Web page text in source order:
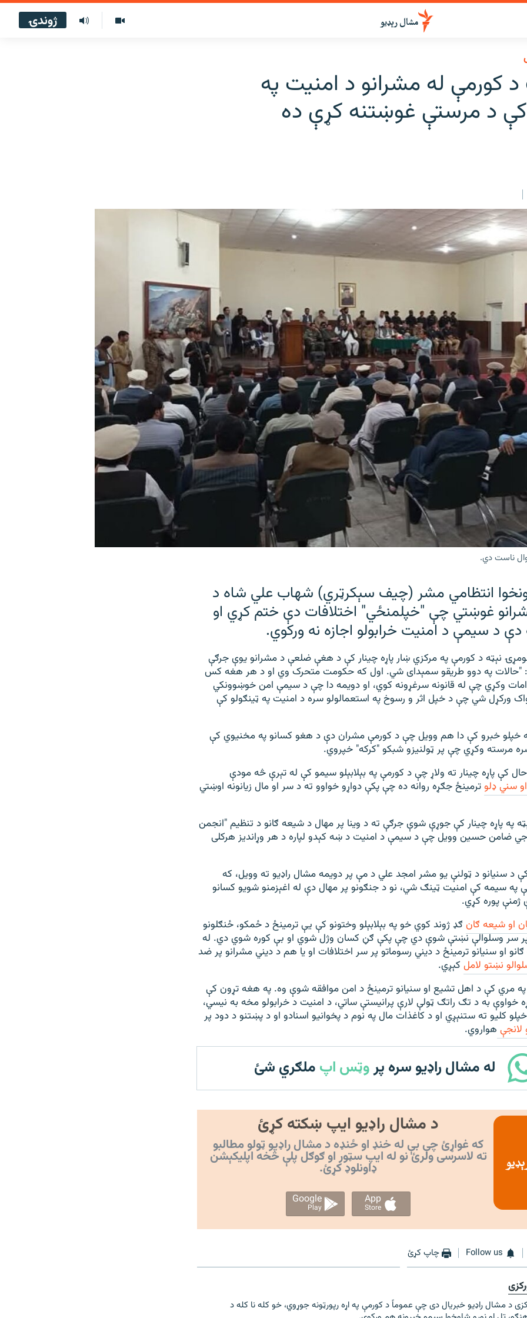
ژوندۍ
کورمې له مشرانو د امنیت په
کې د مرستې غوښتنه کړې ده
ناست دي.
انتظامي مشر (چيف سېکرټري) شهاب علي شاه د
غوښتي چې "خپلمنځي" اختلافات دې ختم کړي او
دې د سیمې د امنیت خرابولو اجازه نه ورکوي.
نېټه د کورمې په مرکزي ښار پاړه چینار کې د هغې ضلعې د مشرانو یوې جرګې
"حالات په دوو طریقو سمېدای شي. اول که حکومت متحرک وي او د هر هغه کس
وکړي چې له قانونه سرغړونه کوي، او دویمه دا چې د سیمې امن خوښوونکي
ورکړل شي چې د خپل اثر و رسوخ په استعمالولو سره د امنیت په ټینګولو کې
خپلو خبرو کې دا هم وویل چې د کورمې مشران دې د هغو کسانو په مخنیوي کې
مرسته وکړي چې پر ټولنیزو شبکو "کرکه" خپروي.
کې پاړه چينار ته ولاړ چې د کورمې په بېلابېلو سیمو کې له تېرې څه مودې
سني ډلوترمینځ جګړه روانه ده چې پکې دواړو خواوو ته د سر او مال زیانونه اوښتي
په پاړه چینار کې جوړې شوې جرګې ته د وینا پر مهال د شیعه ګانو د تنظیم "انجمن
ضامن حسین وویل چې د سیمې د امنیت د ښه کېدو لپاره د هر وړاندیز هرکلی
د سنیانو د ټولنې یو مشر امجد علي د مې پر دویمه مشال راډیو ته وویل، که
سیمه کې امنیت ټینګ شي، نو د جنګونو پر مهال دې له اغېزمنو شویو کسانو
پوره کړي.
او شیعه ګان ګډ ژوند کوي خو په بېلابېلو وختونو کې یې ترمینځ د ځمکو، ځنګلونو
پر سر وسلوالې نښتې شوې دي چې پکې ګڼ کسان وژل شوي او بې کوره شوي دي. له
او سنیانو ترمینځ د دیني رسوماتو پر سر اختلافات او یا هم د دیني مشرانو پر ضد
نښتو لامل کېږي.
کې په مري کې د اهل تشیع او سنیانو ترمینځ د امن موافقه شوې وه. په هغه تړون کې
خواوې به د تګ راتګ ټولې لارې پرانیستې ساتي، د امنیت د خرابولو مخه به نیسي،
کلیو ته ستنېږي او د کاغذات مال په نوم د پخوانیو اسنادو او د پښتنو د دود پر
هواروي.
له مشال راډیو سره پروټس اپ ملګري شئ
د مشال راډیو ایپ ښکته کړئ
که غواړئ چې بې له خنډ او ځنډه د مشال راډیو ټولو مطالبو
ته لاسرسی ولرئ نو له ایپ سټور او ګوګل پلې څخه اپليکېشن
ډاونلوډ کړئ.
App
Store
Google
Play
Follow us چاپ کړئ
د مشال راډیو خبریال دی چې عموماً د کورمې په اړه رپورټونه جوړوي، خو کله نا کله د